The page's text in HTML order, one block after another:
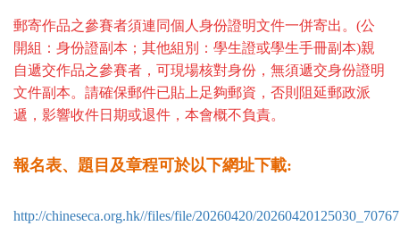
郵寄作品之參賽者須連同個人身份證明文件一併寄出。 (公
開組：身份證副本；其他組別：學生證或學生手冊副本)親
自遞交作品之參賽者，可現場核對身份，無須遞交身份證明
文件副本。 請確保郵件已貼上足夠郵資，否則阻延郵政派
遞，影響收件日期或退件，本會概不負責。
報名表、題目及章程可於以下網址下載:
http://chineseca.org.hk//files/file/20260420/